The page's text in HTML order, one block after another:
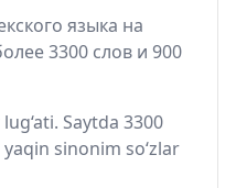
языка на
3300 слов и 900
Saytda 3300
sinonim so‘zlar